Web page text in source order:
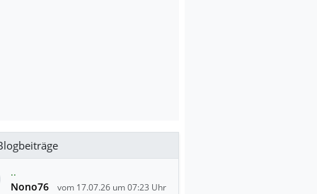
..
Nono76
vom 17.07.26 um 07:23 Uhr